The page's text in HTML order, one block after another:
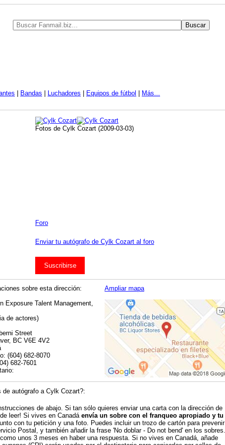
Bandas Luchadores Equipos de fútbol Más...
Fotos de Cylk Cozart (2009-03-03)
Foro
Enviar tu autógrafo de Cylk Cozart al foro
Suscribirse
sobre esta dirección:
Exposure Talent Management,
de actores)
Street
BC V6E 4V2
(604) 682-8070
682-7601
Ampliar mapa
autógrafo a Cylk Cozart?:
de abajo. Si tan sólo quieres enviar una carta con la dirección de
leer! Si vives en Canadá envía un sobre con el franqueo apropiado y tu
con tu petición y una foto. Puedes incluir un trozo de cartón para prevenir
Postal, y también añadir la frase 'No doblar - Do not bend' en los sobres.
unos 3 meses en haber una respuesta. Si no vives en Canadá, añade